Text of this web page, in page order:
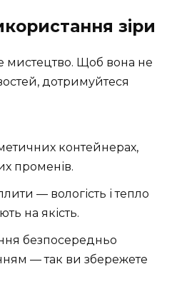
зіри
мистецтво. Щоб вона не
дотримуйтеся
контейнерах,
променів.
— вологість і тепло
на якість.
безпосередньо
— так ви збережете